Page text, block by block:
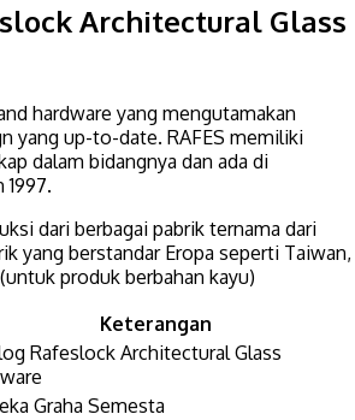
Architectural Glass
hardware yang mengutamakan
yang up-to-date. RAFES memiliki
dalam bidangnya dan ada di
dari berbagai pabrik ternama dari
yang berstandar Eropa seperti Taiwan,
produk berbahan kayu)
Keterangan
Rafeslock Architectural Glass
Graha Semesta